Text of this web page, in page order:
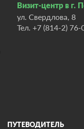
Визит-центр в г.
ул. Свердлова, 8
Тел. +7 (814-2) 76-
ПУТЕВОДИТЕЛЬ